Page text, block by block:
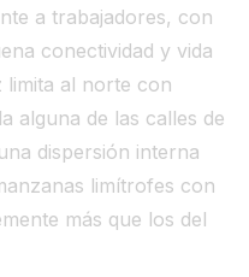
a trabajadores, con
conectividad y vida
limita al norte con
alguna de las calles de
dispersión interna
limítrofes con
más que los del